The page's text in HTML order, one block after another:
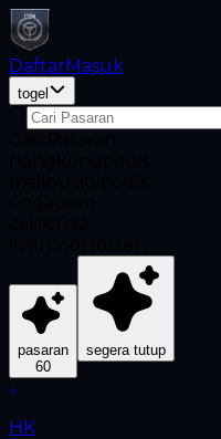
DaftarMasuk
togel
pasaran
60
segera tutup
HK